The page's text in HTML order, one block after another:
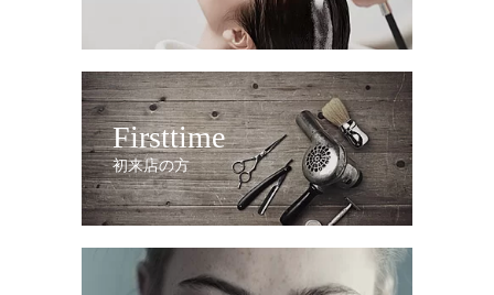
Firsttime
初来店の方